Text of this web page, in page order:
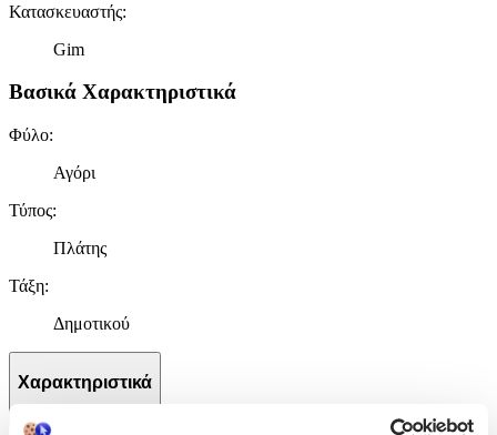
Κατασκευαστής:
Gim
Βασικά Χαρακτηριστικά
Φύλο:
Αγόρι
Τύπος:
Πλάτης
Τάξη:
Δημοτικού
Χαρακτηριστικά